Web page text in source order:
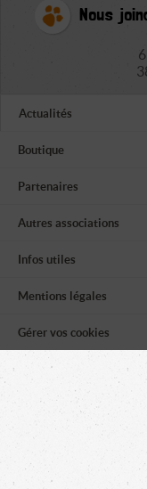
Nous
Actualités
Boutique
Partenaires
Autres associations
Infos utiles
Mentions légales
Gérer vos cookies